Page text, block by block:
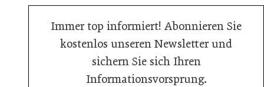
Immer top informiert! Abonnieren Sie
kostenlos unseren Newsletter und
sichern Sie sich Ihren
Informationsvorsprung.